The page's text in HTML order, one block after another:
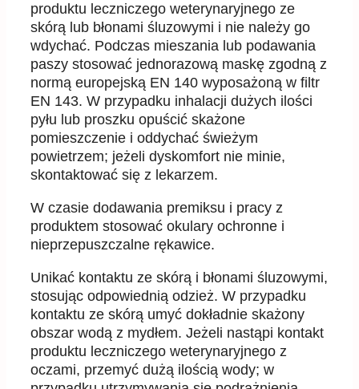
produktu leczniczego weterynaryjnego ze
skórą lub błonami śluzowymi i nie należy go
wdychać. Podczas mieszania lub podawania
paszy stosować jednorazową maskę zgodną z
normą europejską EN 140 wyposażoną w filtr
EN 143. W przypadku inhalacji dużych ilości
pyłu lub proszku opuścić skażone
pomieszczenie i oddychać świeżym
powietrzem; jeżeli dyskomfort nie minie,
skontaktować się z lekarzem.
W czasie dodawania premiksu i pracy z
produktem stosować okulary ochronne i
nieprzepuszczalne rękawice.
Unikać kontaktu ze skórą i błonami śluzowymi,
stosując odpowiednią odzież. W przypadku
kontaktu ze skórą umyć dokładnie skażony
obszar wodą z mydłem. Jeżeli nastąpi kontakt
produktu leczniczego weterynaryjnego z
oczami, przemyć dużą ilością wody; w